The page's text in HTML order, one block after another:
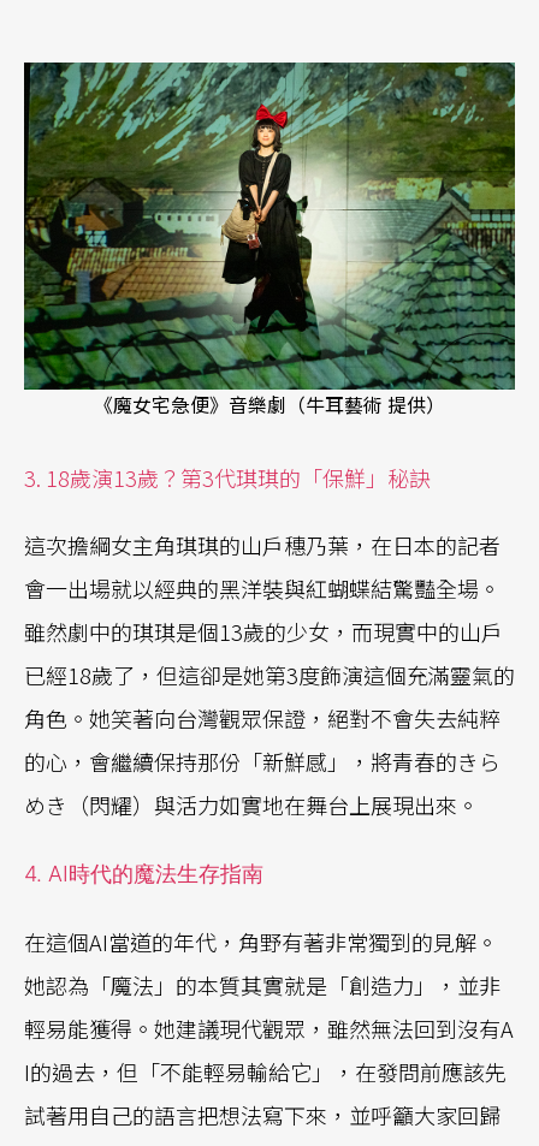
《魔女宅急便》音樂劇（牛耳藝術 提供）
3. 18歲演13歲？第3代琪琪的「保鮮」秘訣
這次擔綱女主角琪琪的山戶穗乃葉，在日本的記者
會一出場就以經典的黑洋裝與紅蝴蝶結驚豔全場。
雖然劇中的琪琪是個13歲的少女，而現實中的山戶
已經18歲了，但這卻是她第3度飾演這個充滿靈氣的
角色。她笑著向台灣觀眾保證，絕對不會失去純粹
的心，會繼續保持那份「新鮮感」，將青春的きら
めき（閃耀）與活力如實地在舞台上展現出來。
4. AI時代的魔法生存指南
在這個AI當道的年代，角野有著非常獨到的見解。
她認為「魔法」的本質其實就是「創造力」，並非
輕易能獲得。她建議現代觀眾，雖然無法回到沒有A
I的過去，但「不能輕易輸給它」，在發問前應該先
試著用自己的語言把想法寫下來，並呼籲大家回歸